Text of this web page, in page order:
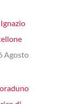
Agosto